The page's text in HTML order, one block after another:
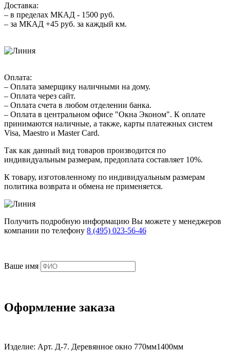
Доставка:
– в пределах МКАД - 1500 руб.
– за МКАД +45 руб. за каждый км.
Оплата:
– Оплата замерщику наличными на дому.
– Оплата через сайт.
– Оплата счета в любом отделении банка.
– Оплата в центральном офисе "Окна Эконом". К оплате
принимаются наличные, а также, карты платежных систем
Visa, Maestro и Master Card.
Так как данный вид товаров производится по
индивидуальным размерам, предоплата составляет 10%.
К товару, изготовленному по индивидуальным размерам
политика возврата и обмена не применяется.
Получить подробную информацию Вы можете у менеджеров
компании по телефону 8 (495) 023-56-46
Ваше имя
Оформление заказа
Изделие: Арт. Д-7. Деревянное окно 770мм1400мм